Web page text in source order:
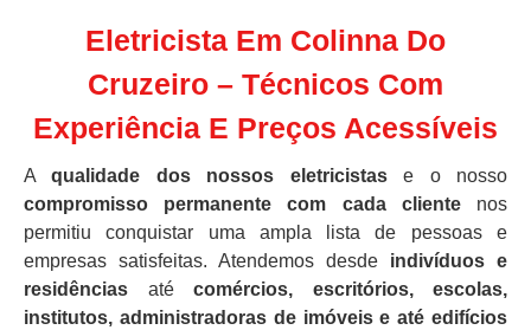
Eletricista Em Colinna Do
Cruzeiro – Técnicos Com
Experiência E Preços Acessíveis
Aqualidade dos nossos eletricistase o nosso
compromisso permanente com cada clientenos
permitiu conquistar uma ampla lista de pessoas e
empresas satisfeitas. Atendemos desde indivíduos e
residências até comércios, escritórios, escolas,
institutos, administradoras de imóveis e até edifícios